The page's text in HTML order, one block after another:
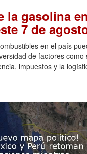
la gasolina en
7 de
en el país
de factores como
impuestos y la